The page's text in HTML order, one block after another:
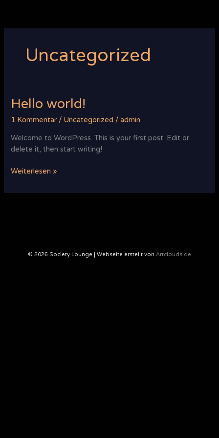
springen
Uncategorized
Hello world!
1 Kommentar / Uncategorized /admin
Welcome to WordPress. This is your first post. Edit or
delete it, then start writing!
Hello
Weiterlesen »
© 2026 Society Lounge | Webseite erstellt von Artclouds.de